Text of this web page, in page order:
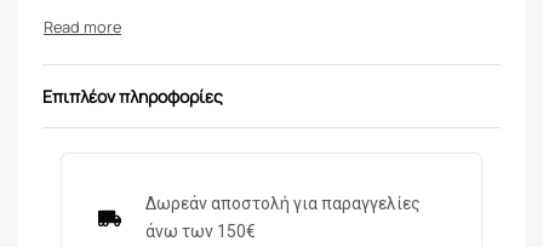
Το Norman είναι σχολαστικά κατασκευασμένο από
παραμένει καθαρό και αμόλυντο, απαλλαγμένο από
επιβλαβείς χημικές ουσίες. Το Tritan™ φημίζεται για
καλοκαιριού είτε την ψύχρα του χειμώνα, το Norman
στέκεται δυνατά, αντέχοντας θερμοκρασίες που
Επιπλέον πληροφορίες
Δωρεάν αποστολή για παραγγελίες
άνω των 150€